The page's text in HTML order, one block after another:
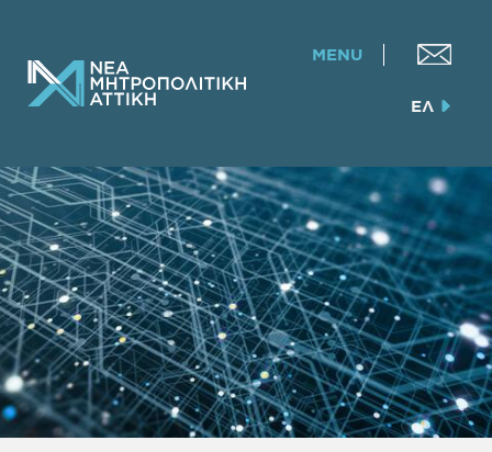
MENU
ΕΛ